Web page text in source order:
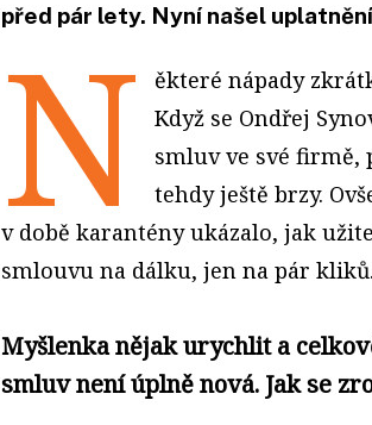
před pár lety. Nyní našel
N
ěkteré nápady
Když se Ondřej
smluv ve své firmě,
tehdy ještě brzy.
v době karantény ukázalo, jak
smlouvu na dálku, jen na pár kliků.
Myšlenka nějak urychlit a
smluv není úplně nová. Jak se